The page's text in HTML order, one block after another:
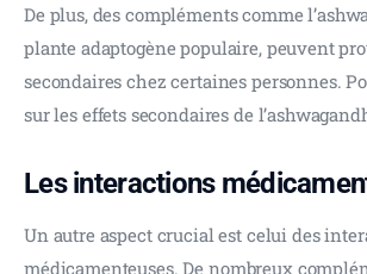
De plus, des compléments comme
plante adaptogène populaire, peuvent
secondaires chez certaines personnes.
sur les effets secondaires de
Les interactions
Un autre aspect crucial est celui des
médicamenteuses. De nombreux